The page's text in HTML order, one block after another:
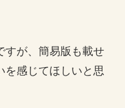
すが、簡易版も載せ
を感じてほしいと思